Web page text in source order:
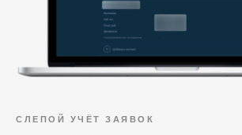
СЛЕПОЙ УЧЁТ ЗАЯВОК